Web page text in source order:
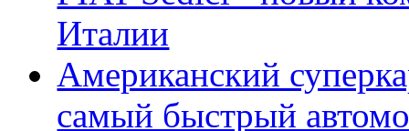
Италии
Американский
самый быстрый